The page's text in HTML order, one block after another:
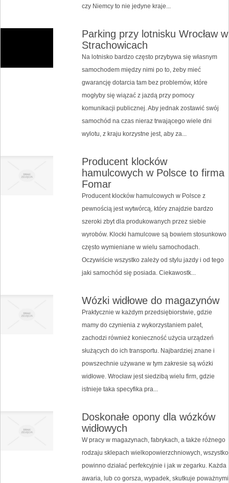
czy Niemcy to nie jedyne kraje...
Parking przy lotnisku Wrocław w
Strachowicach
Na lotnisko bardzo często przybywa się własnym
samochodem między nimi po to, żeby mieć
gwarancję dotarcia tam bez problemów, które
mogłyby się wiązać z jazdą przy pomocy
komunikacji publicznej. Aby jednak zostawić swój
samochód na czas nieraz trwającego wiele dni
wylotu, z kraju korzystne jest, aby za...
Producent klocków
hamulcowych w Polsce to firma
Fomar
Producent klocków hamulcowych w Polsce z
pewnością jest wytwórcą, który znajdzie bardzo
szeroki zbyt dla produkowanych przez siebie
wyrobów. Klocki hamulcowe są bowiem stosunkowo
często wymieniane w wielu samochodach.
Oczywiście wszystko zależy od stylu jazdy i od tego
jaki samochód się posiada. Ciekawostk...
Wózki widłowe do magazynów
Praktycznie w każdym przedsiębiorstwie, gdzie
mamy do czynienia z wykorzystaniem palet,
zachodzi również konieczność użycia urządzeń
służących do ich transportu. Najbardziej znane i
powszechnie używane w tym zakresie są wózki
widłowe. Wrocław jest siedzibą wielu firm, gdzie
istnieje taka specyfika pra...
Doskonałe opony dla wózków
widłowych
W pracy w magazynach, fabrykach, a także różnego
rodzaju sklepach wielkopowierzchniowych, wszystko
powinno działać perfekcyjnie i jak w zegarku. Każda
awaria, lub co gorsza, wypadek, skutkuje poważnymi